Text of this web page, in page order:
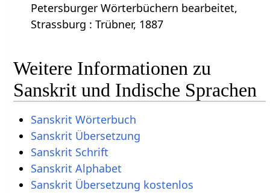
Petersburger Wörterbüchern bearbeitet,
Strassburg : Trübner, 1887
Weitere Informationen zu
Sanskrit und Indische Sprachen
Sanskrit Wörterbuch
Sanskrit Übersetzung
Sanskrit Schrift
Sanskrit Alphabet
Sanskrit Übersetzung kostenlos